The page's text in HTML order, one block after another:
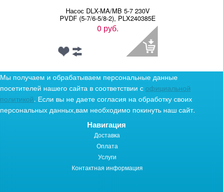
Насос DLX-MA/MB 5-7 230V
PVDF (5-7/6-5/8-2), PLX240385E
0 руб.
Мы получаем и обрабатываем персональные данные
посетителей нашего сайта в соответствии с официальной
политикой. Если вы не даете согласия на обработку своих
персональных данных,вам необходимо покинуть наш сайт.
Навигация
Доставка
Оплата
Услуги
Контактная информация